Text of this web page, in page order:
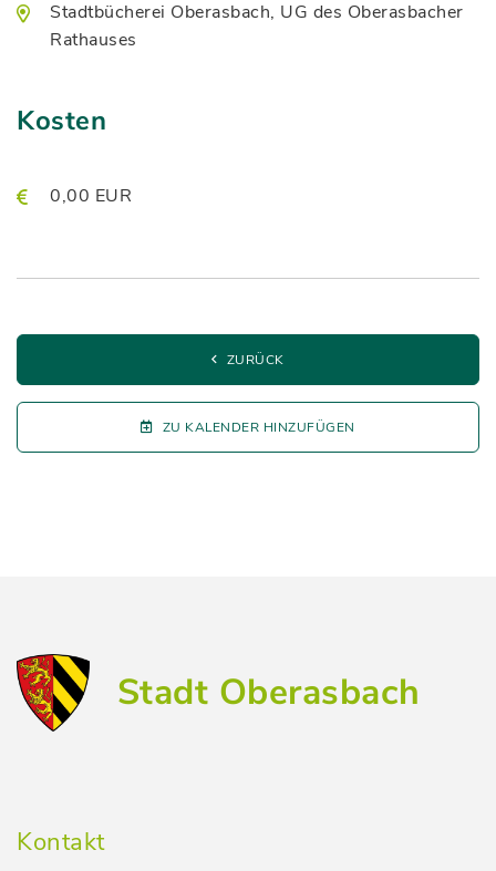
Stadtbücherei Oberasbach, UG des Oberasbacher
Rathauses
Kosten
0,00 EUR
ZURÜCK
ZU KALENDER HINZUFÜGEN
Stadt Oberasbach
Kontakt